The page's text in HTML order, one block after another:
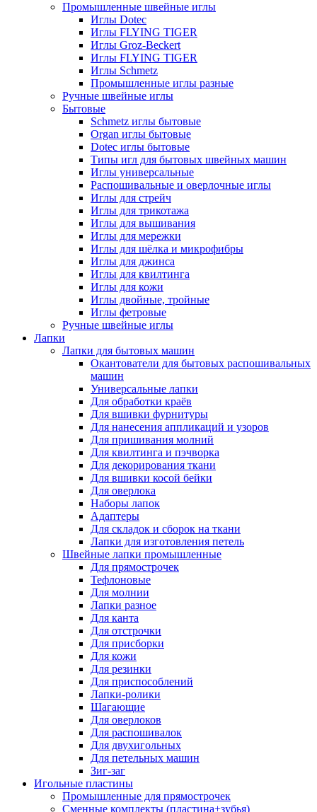
Промышленные швейные иглы
Иглы Dotec
Иглы FLYING TIGER
Иглы Groz-Beckert
Иглы FLYING TIGER
Иглы Schmetz
Промышленные иглы разные
Ручные швейные иглы
Бытовые
Schmetz иглы бытовые
Organ иглы бытовые
Dotec иглы бытовые
Типы игл для бытовых швейных машин
Иглы универсальные
Распошивальные и оверлочные иглы
Иглы для стрейч
Иглы для трикотажа
Иглы для вышивания
Иглы для мережки
Иглы для шёлка и микрофибры
Иглы для джинса
Иглы для квилтинга
Иглы для кожи
Иглы двойные, тройные
Иглы фетровые
Ручные швейные иглы
Лапки
Лапки для бытовых машин
Окантователи для бытовых распошивальных
машин
Универсальные лапки
Для обработки краёв
Для вшивки фурнитуры
Для нанесения аппликаций и узоров
Для пришивания молний
Для квилтинга и пэчворка
Для декорирования ткани
Для вшивки косой бейки
Для оверлока
Наборы лапок
Адаптеры
Для складок и сборок на ткани
Лапки для изготовления петель
Швейные лапки промышленные
Для прямострочек
Тефлоновые
Для молнии
Лапки разное
Для канта
Для отстрочки
Для присборки
Для кожи
Для резинки
Для приспособлений
Лапки-ролики
Шагающие
Для оверлоков
Для распошивалок
Для двухигольных
Для петельных машин
Зиг-заг
Игольные пластины
Промышленные для прямострочек
Сменные комплекты (пластина+зубья)